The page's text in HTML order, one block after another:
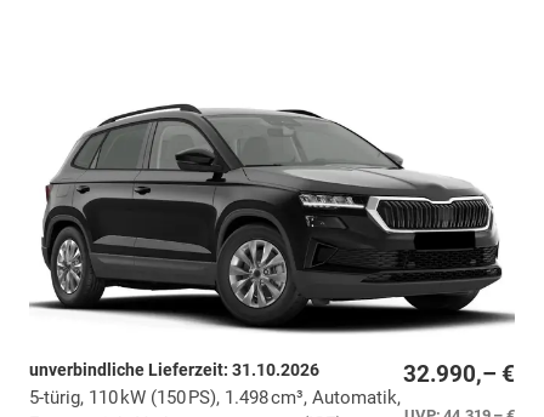
32.990,– €
unverbindliche Lieferzeit: 31.10.2026
5-türig, 110 kW (150 PS), 1.498 cm³, Automatik,